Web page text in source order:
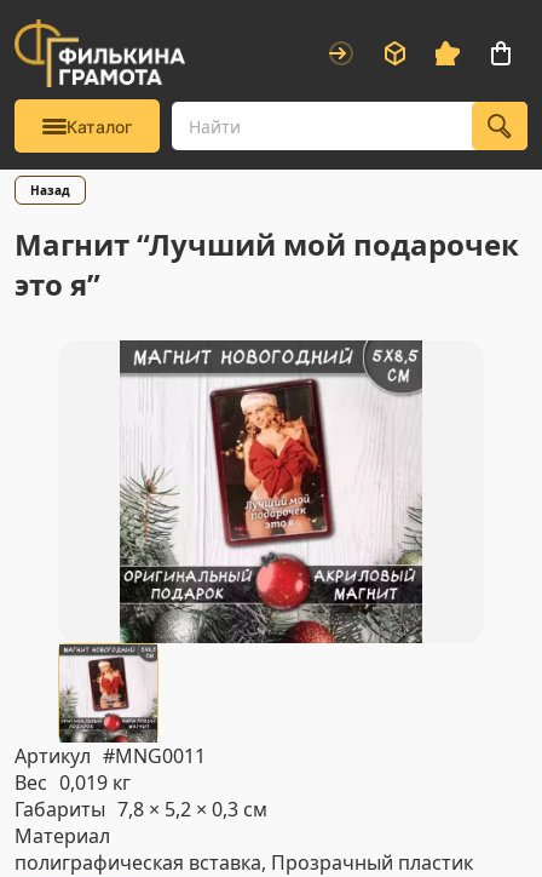
Каталог
Назад
Магнит “Лучший мой подарочек
это я”
Артикул #MNG0011
Вес 0,019 кг
Габариты 7,8 × 5,2 × 0,3 см
Материал
полиграфическая вставка, Прозрачный пластик